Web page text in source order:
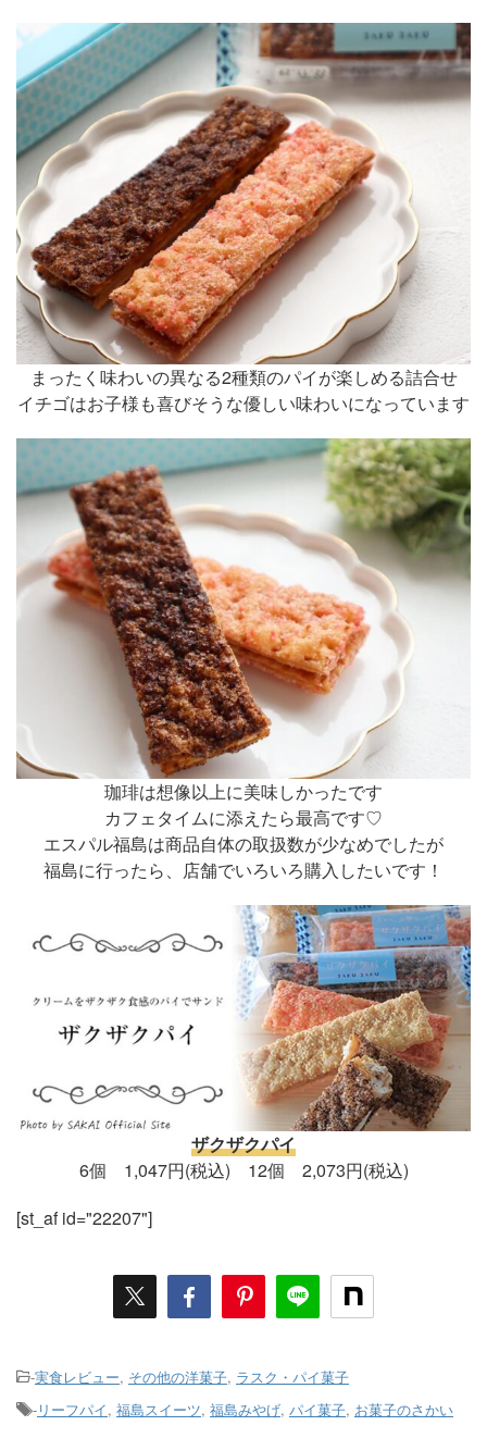
まったく味わいの異なる2種類のパイが楽しめる詰合せ
イチゴはお子様も喜びそうな優しい味わいになっています
珈琲は想像以上に美味しかったです
カフェタイムに添えたら最高です♡
エスパル福島は商品自体の取扱数が少なめでしたが
福島に行ったら、店舗でいろいろ購入したいです！
ザクザクパイ
6個 1,047円(税込) 12個 2,073円(税込)
[st_af id="22207"]
-実食レビュー, その他の洋菓子, ラスク・パイ菓子
-リーフパイ, 福島スイーツ, 福島みやげ, パイ菓子, お菓子のさかい